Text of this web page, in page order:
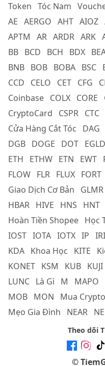
Token Tóc Nam
AE AERGO AHT AIOZ
APTM
AR ARDR ARK
BB BCD BCH BDX
BNB BOB BOBA BSC
CCD
CELO CET CFG
Coinbase COLX CORE
CryptoCard
CSPR CTC
Cửa Hàng Cắt Tóc
DAG
DGB DOGE DOT EGLD
ETH
ETHW ETN EWT
FLOW FLR FLUX FORT
Giao Dịch Cơ Bản
GLMR
HBAR HIVE HNS HNT
Hoàn Tiền Shopee Học
IOST IOTA IOTX IP
KDA Khoa Học KITE
KONET KSM KUB KUJI
LUNC Là Gì M MAPO
MOB MON Mua Crypto
Mẹo Gia Đình
NEAR
Theo dõi
©